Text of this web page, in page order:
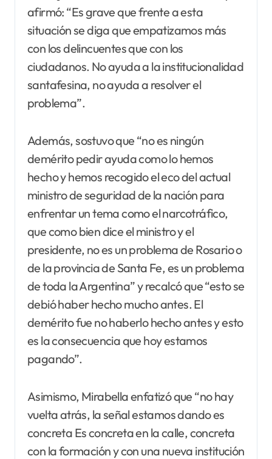
afirmó: “Es grave que frente a esta
situación se diga que empatizamos más
con los delincuentes que con los
ciudadanos. No ayuda a la institucionalidad
santafesina, no ayuda a resolver el
problema”.
Además, sostuvo que “no es ningún
demérito pedir ayuda como lo hemos
hecho y hemos recogido el eco del actual
ministro de seguridad de la nación para
enfrentar un tema como el narcotráfico,
que como bien dice el ministro y el
presidente, no es un problema de Rosario o
de la provincia de Santa Fe, es un problema
de toda la Argentina” y recalcó que “esto se
debió haber hecho mucho antes. El
demérito fue no haberlo hecho antes y esto
es la consecuencia que hoy estamos
pagando”.
Asimismo, Mirabella enfatizó que “no hay
vuelta atrás, la señal estamos dando es
concreta Es concreta en la calle, concreta
con la formación y con una nueva institución